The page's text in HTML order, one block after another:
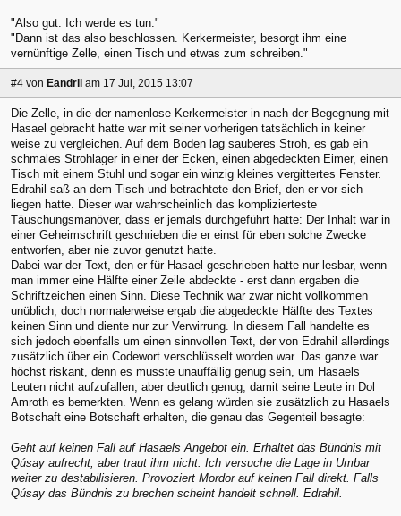
"Also gut. Ich werde es tun."
"Dann ist das also beschlossen. Kerkermeister, besorgt ihm eine
vernünftige Zelle, einen Tisch und etwas zum schreiben."
#4 von Eandril am 17 Jul, 2015 13:07
Die Zelle, in die der namenlose Kerkermeister in nach der Begegnung mit
Hasael gebracht hatte war mit seiner vorherigen tatsächlich in keiner
weise zu vergleichen. Auf dem Boden lag sauberes Stroh, es gab ein
schmales Strohlager in einer der Ecken, einen abgedeckten Eimer, einen
Tisch mit einem Stuhl und sogar ein winzig kleines vergittertes Fenster.
Edrahil saß an dem Tisch und betrachtete den Brief, den er vor sich
liegen hatte. Dieser war wahrscheinlich das komplizierteste
Täuschungsmanöver, dass er jemals durchgeführt hatte: Der Inhalt war in
einer Geheimschrift geschrieben die er einst für eben solche Zwecke
entworfen, aber nie zuvor genutzt hatte.
Dabei war der Text, den er für Hasael geschrieben hatte nur lesbar, wenn
man immer eine Hälfte einer Zeile abdeckte - erst dann ergaben die
Schriftzeichen einen Sinn. Diese Technik war zwar nicht vollkommen
unüblich, doch normalerweise ergab die abgedeckte Hälfte des Textes
keinen Sinn und diente nur zur Verwirrung. In diesem Fall handelte es
sich jedoch ebenfalls um einen sinnvollen Text, der von Edrahil allerdings
zusätzlich über ein Codewort verschlüsselt worden war. Das ganze war
höchst riskant, denn es musste unauffällig genug sein, um Hasaels
Leuten nicht aufzufallen, aber deutlich genug, damit seine Leute in Dol
Amroth es bemerkten. Wenn es gelang würden sie zusätzlich zu Hasaels
Botschaft eine Botschaft erhalten, die genau das Gegenteil besagte:
Geht auf keinen Fall auf Hasaels Angebot ein. Erhaltet das Bündnis mit
Qúsay aufrecht, aber traut ihm nicht. Ich versuche die Lage in Umbar
weiter zu destabilisieren. Provoziert Mordor auf keinen Fall direkt. Falls
Qúsay das Bündnis zu brechen scheint handelt schnell. Edrahil.